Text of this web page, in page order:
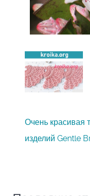
Очень красивая
изделий Gentle